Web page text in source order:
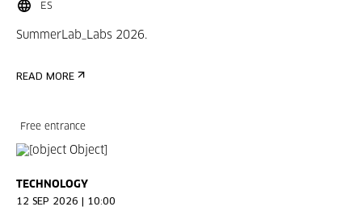
ES
SummerLab_Labs 2026.
READ MORE
Free entrance
TECHNOLOGY
12 SEP 2026 | 10:00